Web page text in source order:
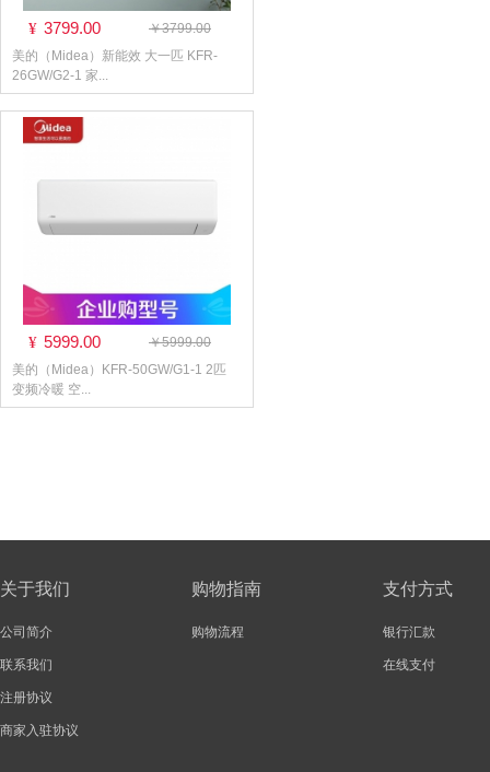
¥ 3799.00
￥3799.00
美的（Midea）新能效 大一匹 KFR-
26GW/G2-1 家...
¥ 5999.00
￥5999.00
美的（Midea）KFR-50GW/G1-1 2匹
变频冷暖 空...
关于我们
公司简介
联系我们
注册协议
商家入驻协议
购物指南
购物流程
支付方式
银行汇款
在线支付